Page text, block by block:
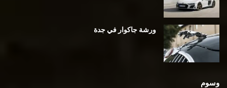
ورشة جاكوار في جدة
وسوم